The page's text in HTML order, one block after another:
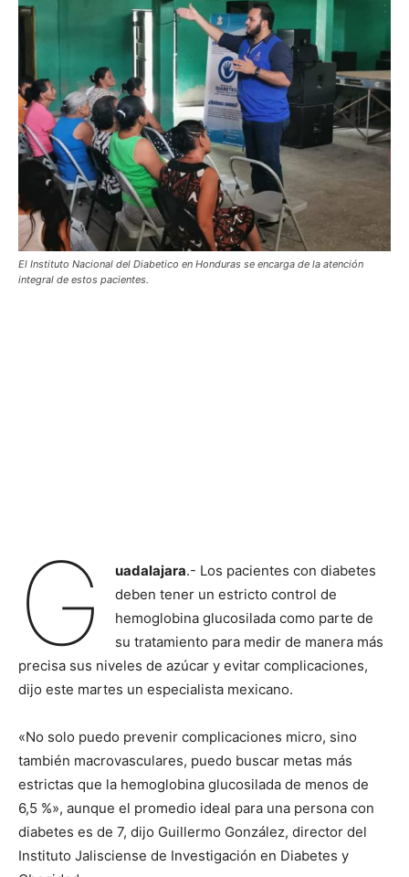
El Instituto Nacional del Diabetico en Honduras se encarga de la atención
integral de estos pacientes.
G uadalajara.- Los pacientes con diabetes
deben tener un estricto control de
hemoglobina glucosilada como parte de
su tratamiento para medir de manera más
precisa sus niveles de azúcar y evitar complicaciones,
dijo este martes un especialista mexicano.
«No solo puedo prevenir complicaciones micro, sino
también macrovasculares, puedo buscar metas más
estrictas que la hemoglobina glucosilada de menos de
6,5 %», aunque el promedio ideal para una persona con
diabetes es de 7, dijo Guillermo González, director del
Instituto Jalisciense de Investigación en Diabetes y